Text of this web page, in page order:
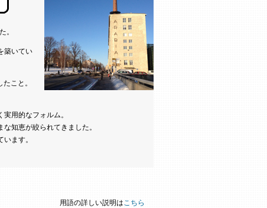
。
築いてい
こと。
用的なフォルム。
知恵が絞られてきました。
ます。
用語の詳しい説明はこちら